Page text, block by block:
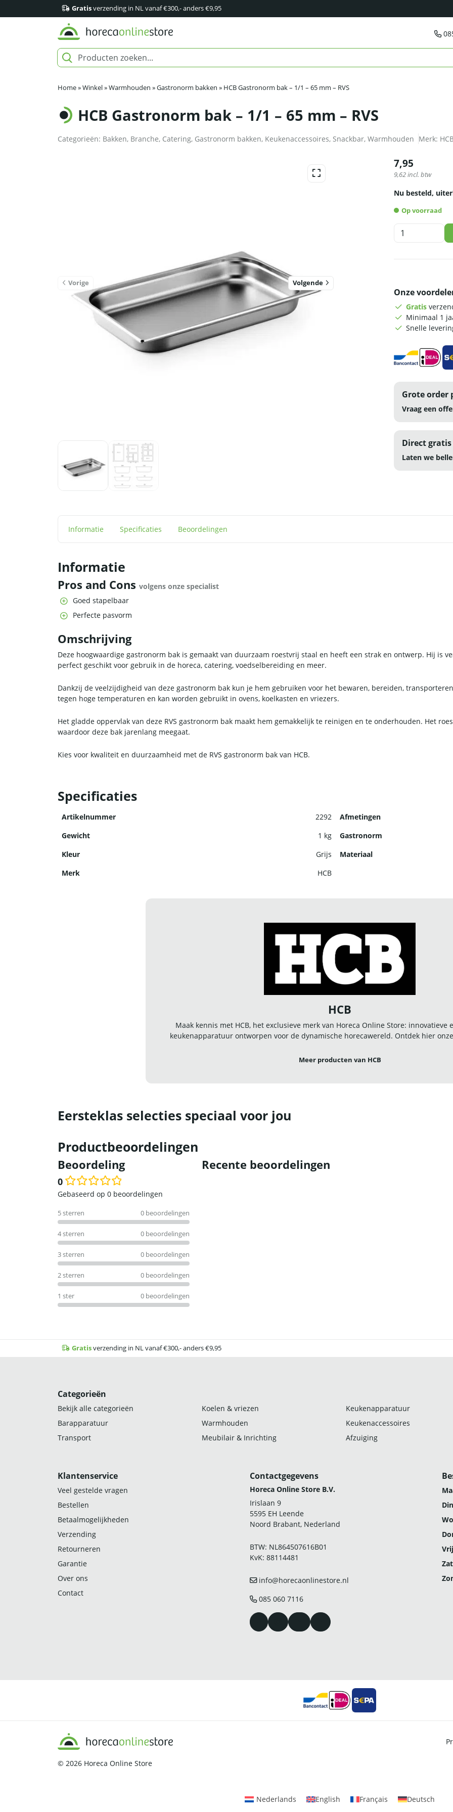
Gratisverzending in NL vanaf €300,- anders €9,95
Home»Winkel»Warmhouden »Gastronorm bakken » HCB Gastronorm bak – 1/1 – 65 mm – RVS
HCB Gastronorm bak – 1/1 – 65 mm – RVS
Categorieën: Bakken, Branche, Catering, Gastronorm bakken, Keukenaccessoires, Snackbar, Warmhouden Merk:
Vorige Volgende
7,95
9,62incl. btw
Nu besteld,
Op voorraad
HCB
Gastronorm
65
mm
RVS
Onze
Gratis
Minimaal 1
Snelle
Grote order
Vraag een
Direct
Laten we
Informatie Specificaties Beoordelingen
Informatie
Pros and Cons volgens onze specialist
Goed stapelbaar
Perfecte pasvorm
Omschrijving
Deze hoogwaardige gastronorm bak is gemaakt van duurzaam roestvrij staal en heeft een strak en ontwerp. Hij is
perfect geschikt voor gebruik in de horeca, catering, voedselbereiding en meer.
Dankzij de veelzijdigheid van deze gastronorm bak kun je hem gebruiken voor het bewaren, bereiden,
tegen hoge temperaturen en kan worden gebruikt in ovens, koelkasten en vriezers.
Het gladde oppervlak van deze RVS gastronorm bak maakt hem gemakkelijk te reinigen en te onderhouden. Het
waardoor deze bak jarenlang meegaat.
Kies voor kwaliteit en duurzaamheid met de RVS gastronorm bak van HCB.
Specificaties
Artikelnummer 2292 Afmetingen
Gewicht
1 kg Gastronorm
Kleur
Grijs Materiaal
Merk
HCB
HCB
Maak kennis met HCB, het exclusieve merk van Horeca Online Store: innovatieve
keukenapparatuur ontworpen voor de dynamische horecawereld. Ontdek hier
Meer producten van HCB
Eersteklas selecties speciaal voor jou
Productbeoordelingen
Beoordeling
0
Waardering
uit
5
Gebaseerd op 0 beoordelingen
5 sterren 0 beoordelingen
4 sterren 0 beoordelingen
3 sterren 0 beoordelingen
2 sterren 0 beoordelingen
1 ster 0 beoordelingen
Recente beoordelingen
Gratisverzending in NL vanaf €300,- anders €9,95
Categorieën
Bekijk alle categorieën Koelen & vriezen Keukenapparatuur
Barapparatuur
Warmhouden Keukenaccessoires
Transport
Meubilair & Inrichting Afzuiging
Klantenservice
Veel gestelde vragen
Bestellen
Betaalmogelijkheden
Verzending
Retourneren
Garantie
Over ons
Contact
Contactgegevens
Horeca Online Store B.V.
Irislaan 9
5595 EH Leende
Noord Brabant, Nederland
BTW: NL864507616B01
KvK: 88114481
info@horecaonlinestore.nl
085 060 7116
© 2026 Horeca Online Store
Nederlands English Français Deutsch